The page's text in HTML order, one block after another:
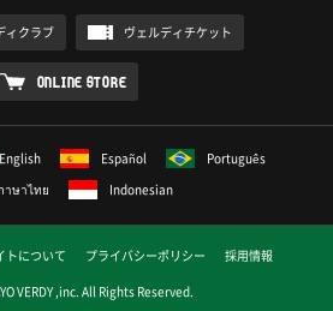
ィクラブ ヴェルディチケット
ONLINE STORE
English Español
Português
าษาไทย
Indonesian
トについて プライバシーポリシー
採用情報
VERDY ,inc. All Rights Reserved.